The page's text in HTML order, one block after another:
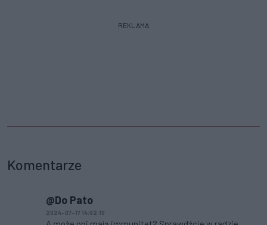
REKLAMA
Komentarze
@Do Pato
2024-07-17 14:02:10